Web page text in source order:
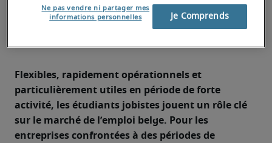
Flexibles, rapidement opérationnels et
particulièrement utiles en période de forte
activité, les étudiants jobistes jouent un rôle clé
sur le marché de l’emploi belge. Pour les
entreprises confrontées à des périodes de
Ne pas vendre ni partager mes
informations personnelles
Je Comprends